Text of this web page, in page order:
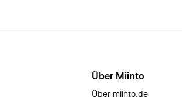
Über Miinto
Über miinto.de